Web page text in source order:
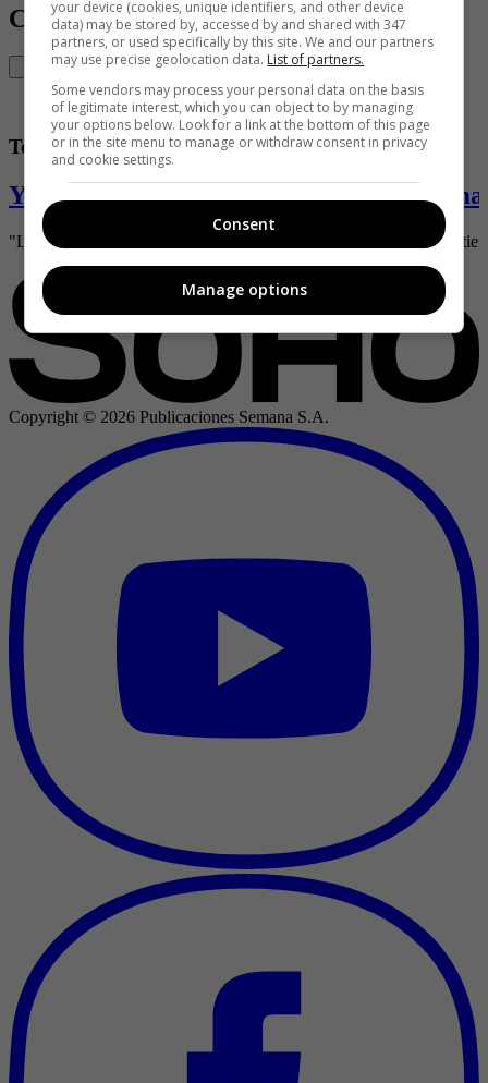
Contenido Relacionado
Testimonios
Yo trabé a mis amigos con una torta de
"Lo que yo les hice a ustedes aquel domingo de junio de 1980 no
Copyright © 2026 Publicaciones Semana S.A.
your device (cookies, unique identifiers, and other device
data) may be stored by, accessed by and shared with 347
partners, or used specifically by this site. We and our partners
may use precise geolocation data. List of partners.
Some vendors may process your personal data on the basis
of legitimate interest, which you can object to by managing
your options below. Look for a link at the bottom of this page
or in the site menu to manage or withdraw consent in privacy
and cookie settings.
Consent
Manage options